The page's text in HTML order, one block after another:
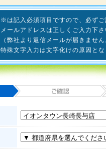
※は記入必須項目ですので、必ず
メールアドレスは正しくご入力下
（弊社より返信メールが届きませ
特殊文字入力は文字化けの原因と